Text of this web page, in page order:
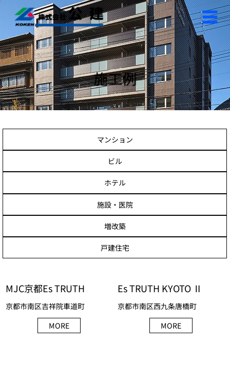
施工例
MJC京都Es TRUTH
京都市南区吉祥院車道町
MORE
Es TRUTH KYOTO Ⅱ
京都市南区⻄九条唐橋町
MORE
マンション
ビル
ホテル
施設・医院
増改築
戸建住宅